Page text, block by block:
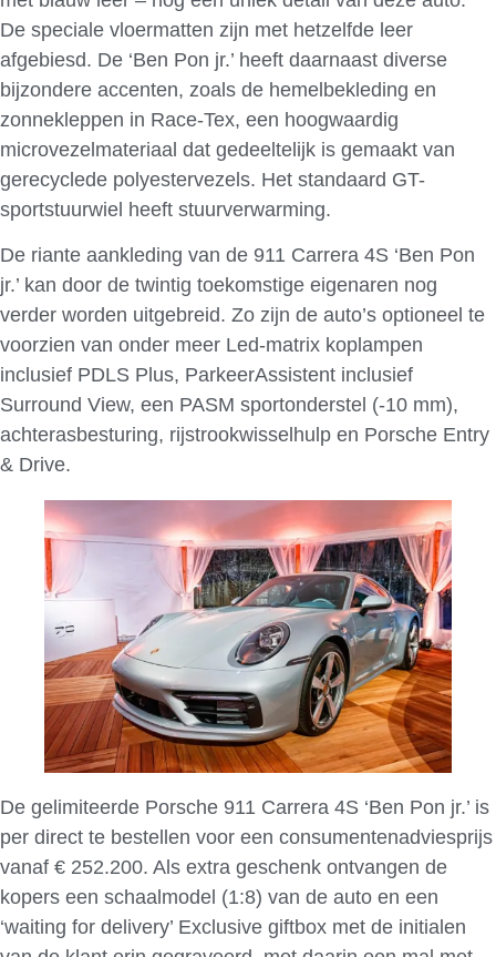
De speciale vloermatten zijn met hetzelfde leer
afgebiesd. De ‘Ben Pon jr.’ heeft daarnaast diverse
bijzondere accenten, zoals de hemelbekleding en
zonnekleppen in Race-Tex, een hoogwaardig
microvezelmateriaal dat gedeeltelijk is gemaakt van
gerecyclede polyestervezels. Het standaard GT-
sportstuurwiel heeft stuurverwarming.
De riante aankleding van de 911 Carrera 4S ‘Ben Pon
jr.’ kan door de twintig toekomstige eigenaren nog
verder worden uitgebreid. Zo zijn de auto’s optioneel te
voorzien van onder meer Led-matrix koplampen
inclusief PDLS Plus, ParkeerAssistent inclusief
Surround View, een PASM sportonderstel (-10 mm),
achterasbesturing, rijstrookwisselhulp en Porsche Entry
& Drive.
De gelimiteerde Porsche 911 Carrera 4S ‘Ben Pon jr.’ is
per direct te bestellen voor een consumentenadviesprijs
vanaf € 252.200. Als extra geschenk ontvangen de
kopers een schaalmodel (1:8) van de auto en een
‘waiting for delivery’ Exclusive giftbox met de initialen